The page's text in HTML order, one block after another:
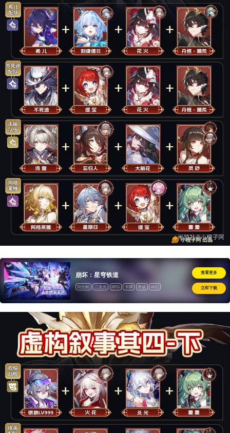
崩坏：星穹铁道
回合制 二次元 RPG 卡牌 养成 科幻
查看更多
立即下载